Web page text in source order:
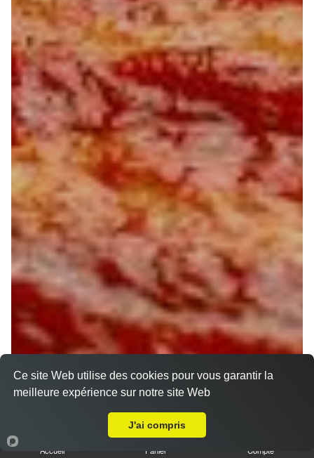
Accueil Panier Compte
Ce site Web utilise des cookies pour vous garantir la
meilleure expérience sur notre site Web
J'ai compris